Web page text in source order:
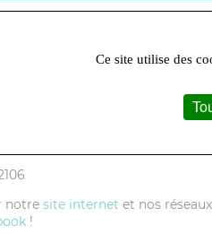
de jolies idées cadeaux.
main, des articles
France et un accueil privilégié
notresite internet et nos
!
Ce site utilise des